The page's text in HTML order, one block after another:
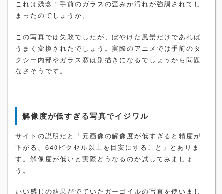
これは残念！手前のガラスの歪みか汚れが強調されてし
まったのでしょうか。
この写真では失敗でしたが、ぼやけた風景だけであれば
うまく変換されたでしょう。実際のアニメでは手前のタ
クシー内部やガラス窓は別描きになるでしょうから問題
なさそうです。
解像度が低すぎる写真でイジワル
サイトの説明だと「元画像の解像度が低すぎると精度が
下がる、640ピクセル以上を目安にすること」とありま
す。解像度が低いと実際どうなるのか試してみましょ
う。
いい感じの結果がでていたガーゴイルの写真を使いまし